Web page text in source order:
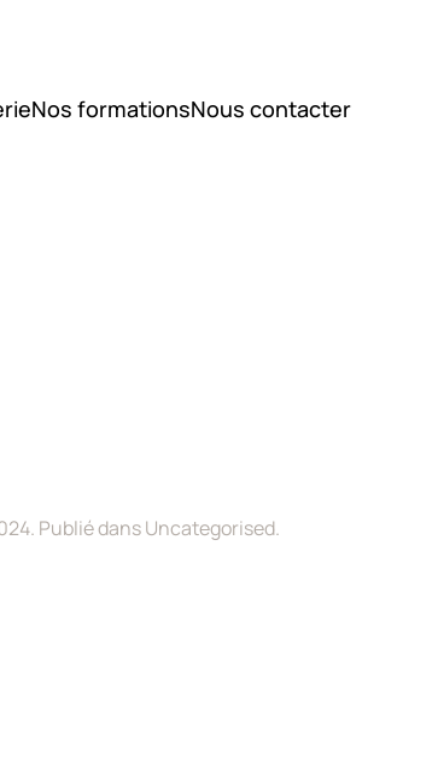
Nos formationsNous contacter
. Publié dansUncategorised.